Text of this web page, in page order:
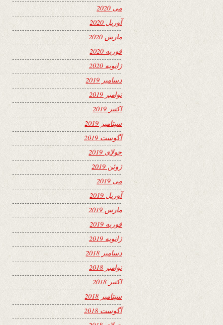
می 2020
آوریل 2020
مارس 2020
فوریه 2020
ژانویه 2020
دسامبر 2019
نوامبر 2019
اکتبر 2019
سپتامبر 2019
آگوست 2019
جولای 2019
ژوئن 2019
می 2019
آوریل 2019
مارس 2019
فوریه 2019
ژانویه 2019
دسامبر 2018
نوامبر 2018
اکتبر 2018
سپتامبر 2018
آگوست 2018